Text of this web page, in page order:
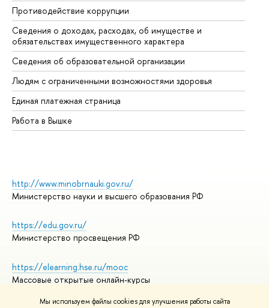
Мы используем файлы cookies для улучшения работы сайта
Противодействие коррупции
Сведения о доходах, расходах, об имуществе и
обязательствах имущественного характера
Сведения об образовательной организации
Людям с ограниченными возможностями здоровья
Единая платежная страница
Работа в Вышке
http://www.minobrnauki.gov.ru/
Министерство науки и высшего образования РФ
https://edu.gov.ru/
Министерство просвещения РФ
https://elearning.hse.ru/mooc
Массовые открытые онлайн-курсы